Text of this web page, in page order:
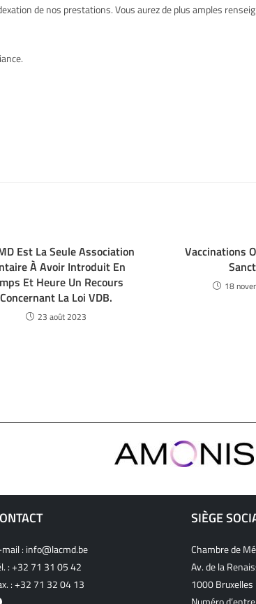
de nos prestations. Vous aurez de plus amples
Est La Seule Association
À Avoir Introduit En
Et Heure Un Recours
Concernant La Loi VDB.
23 août 2023
Vaccinations
18
: info@lacmd.be
:+32 71 31 05 42
: +32 71 32 04 13
SIÈGE
Chambre de
Av. de la
1000 Bruxelles